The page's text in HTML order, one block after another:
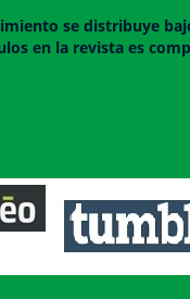
se distribuye
en la revista es